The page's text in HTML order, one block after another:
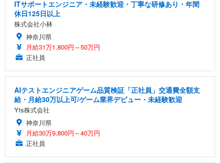
ITサポートエンジニア・未経験歓迎・丁寧な研修あり・年間
休日125日以上
株式会社小林
神奈川県
月給31万1,800円～50万円
正社員
AIテストエンジニアゲーム品質検証「正社員」交通費全額支
給・月給30万以上可/ゲーム業界デビュー・未経験歓迎
Yts株式会社
神奈川県
月給30万9,800円～40万円
正社員